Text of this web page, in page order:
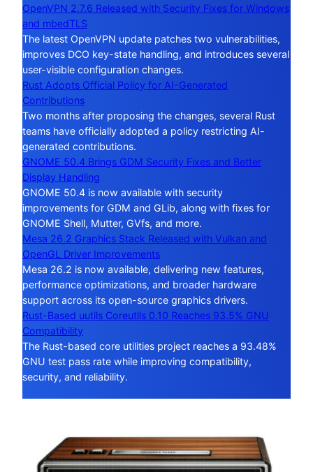
OpenVPN 2.7.6 Released with Security Fixes for Windows
and mbedTLS
The latest OpenVPN update patches two vulnerabilities,
improves DCO key-state handling, and introduces several
user-visible configuration changes.
Rust Adopts Official Policy for AI-Generated
Contributions
Two months after proposing the changes, several Rust
teams have officially adopted a policy restricting AI-
generated contributions.
GNOME 50.4 Brings GDM Security Fixes and Better
Display Handling
GNOME 50.4 is now available with security
improvements for GDM and GLib, along with fixes for
GNOME Shell, Mutter, GVfs, and more.
Mesa 26.2 Graphics Stack Released with Vulkan and
OpenGL Driver Improvements
Mesa 26.2 is now available, delivering new features,
performance optimizations, and broader hardware
support across its open-source graphics drivers.
Rust-Based uutils Coreutils 0.10 Reaches 93.5% GNU
Compatibility
The Rust-based core utilities project reaches a 93.48%
GNU test pass rate while improving compatibility,
security, and reliability.